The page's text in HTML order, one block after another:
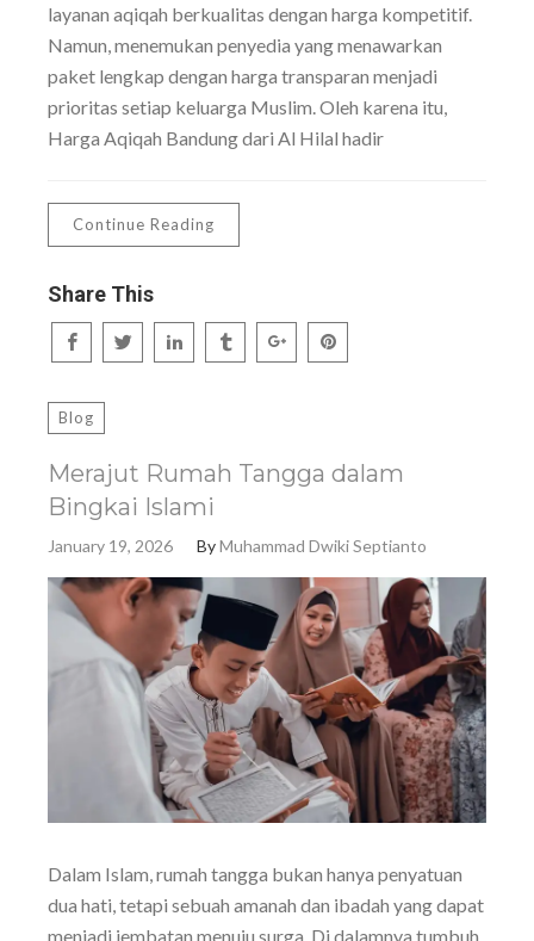
layanan aqiqah berkualitas dengan harga kompetitif.
Namun, menemukan penyedia yang menawarkan
paket lengkap dengan harga transparan menjadi
prioritas setiap keluarga Muslim. Oleh karena itu,
Harga Aqiqah Bandung dari Al Hilal hadir
Continue Reading
Share This
Blog
Merajut Rumah Tangga dalam
Bingkai Islami
January 19, 2026 ByMuhammad Dwiki Septianto
Dalam Islam, rumah tangga bukan hanya penyatuan
dua hati, tetapi sebuah amanah dan ibadah yang dapat
menjadi jembatan menuju surga. Di dalamnya tumbuh